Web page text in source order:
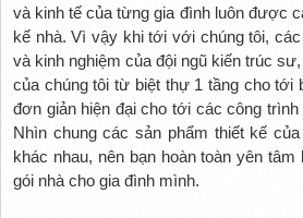
và kinh tế của từng gia đình luôn được
kế nhà. Vì vậy khi tới với chúng tôi,
và kinh nghiệm của đội ngũ kiến trúc
của chúng tôi từ biệt thự 1 tầng cho
đơn giản hiện đại cho tới các công
Nhìn chung các sản phẩm thiết kế
khác nhau, nên bạn hoàn toàn yên
gói nhà cho gia đình mình.